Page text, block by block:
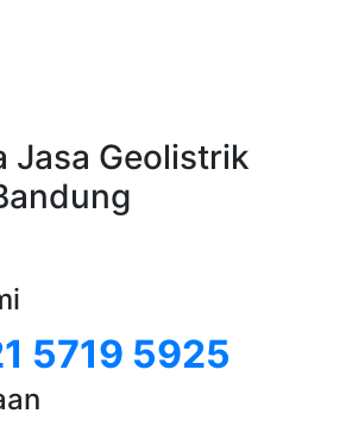
Jasa Geolistrik
5719 5925